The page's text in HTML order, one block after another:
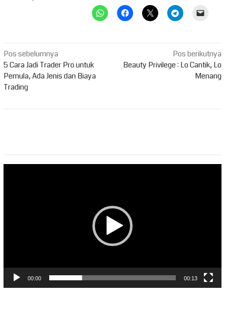
Navigasi
pos
Pos sebelumnya
5 Cara Jadi Trader Pro untuk
Pemula, Ada Jenis dan Biaya
Trading
Pos berikutnya
Beauty Privilege : Lo Cantik, Lo
Menang
00:00 00:13